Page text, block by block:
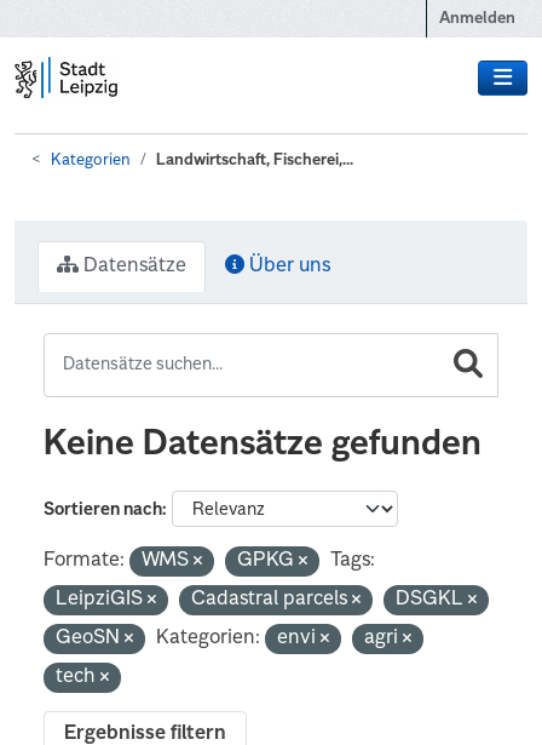
Anmelden
Kategorien Landwirtschaft, Fischerei,...
Datensätze Über uns
Keine Datensätze gefunden
Sortieren nach
Formate: WMS GPKG
Tags:
LeipziGIS
Cadastral parcels
DSGKL
GeoSN
Kategorien: envi
agri
tech
Ergebnisse filtern